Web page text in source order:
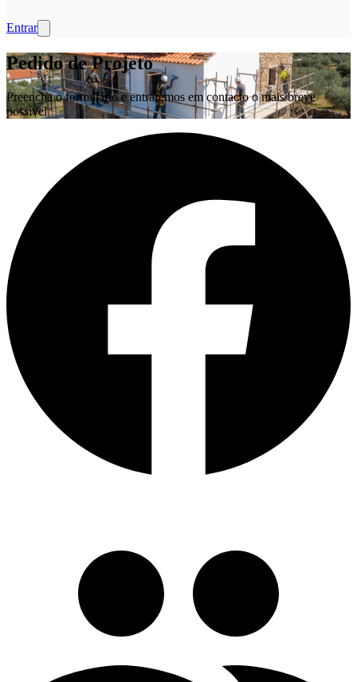
Entrar
Pedido de Projeto
Preencha o formulário e entraremos em contacto o mais breve
possível